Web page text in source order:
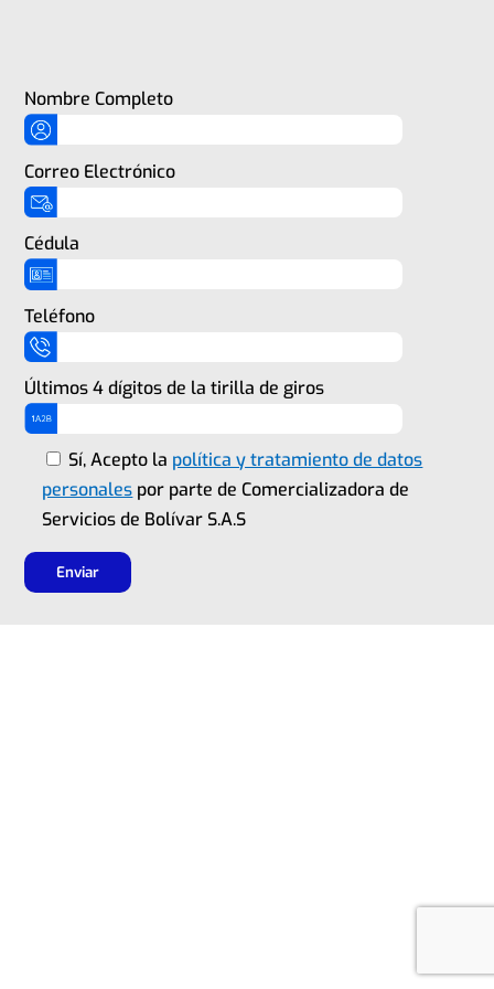
Nombre Completo
Correo Electrónico
Cédula
Teléfono
Últimos 4 dígitos de la tirilla de giros
Sí, Acepto la política y tratamiento de datos
personales por parte de Comercializadora de
Servicios de Bolívar S.A.S